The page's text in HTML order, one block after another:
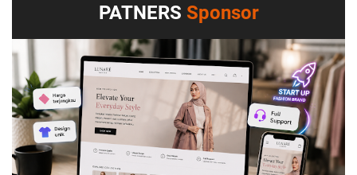
PATNERS Sponsor